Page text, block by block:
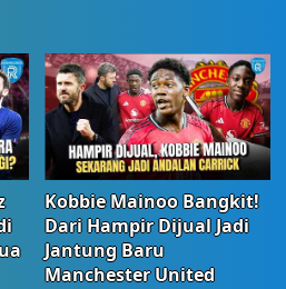
Kobbie Mainoo Bangkit!
Dari Hampir Dijual Jadi
Jantung Baru
Manchester United